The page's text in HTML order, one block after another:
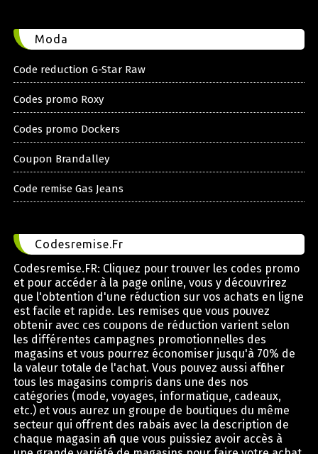
Moda
Code reduction G-Star Raw
Codes promo Roxy
Codes promo Dockers
Coupon Brandalley
Code remise Gas Jeans
Codesremise.Fr
Codesremise.FR: Cliquez pour trouver les codes promo
et pour accéder à la page online, vous y découvrirez
que l'obtention d'une réduction sur vos achats en ligne
est facile et rapide. Les remises que vous pouvez
obtenir avec ces coupons de réduction varient selon
les différentes campagnes promotionnelles des
magasins et vous pourrez économiser jusqu'à 70% de
la valeur totale de l'achat. Vous pouvez aussi afficher
tous les magasins compris dans une des nos
catégories (mode, voyages, informatique, cadeaux,
etc.) et vous aurez un groupe de boutiques du même
secteur qui offrent des rabais avec la description de
chaque magasin afin que vous puissiez avoir accès à